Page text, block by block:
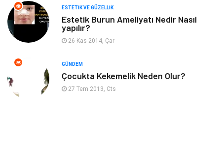
Beslenme
Psikolojik Hastalıklar
Kanser
ESTETIK VE GÜZELLIK
Estetik Burun Ameliyatı Nedir Nasıl
yapılır?
26 Kas 2014, Çar
GÜNDEM
Çocukta Kekemelik Neden Olur?
27 Tem 2013, Cts